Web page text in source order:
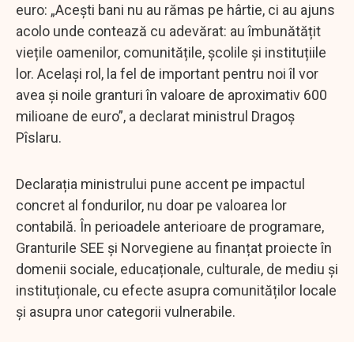
euro: „Acești bani nu au rămas pe hârtie, ci au ajuns
acolo unde contează cu adevărat: au îmbunătățit
viețile oamenilor, comunitățile, școlile și instituțiile
lor. Același rol, la fel de important pentru noi îl vor
avea și noile granturi în valoare de aproximativ 600
milioane de euro”, a declarat ministrul Dragoș
Pîslaru.
Declarația ministrului pune accent pe impactul
concret al fondurilor, nu doar pe valoarea lor
contabilă. În perioadele anterioare de programare,
Granturile SEE și Norvegiene au finanțat proiecte în
domenii sociale, educaționale, culturale, de mediu și
instituționale, cu efecte asupra comunităților locale
și asupra unor categorii vulnerabile.